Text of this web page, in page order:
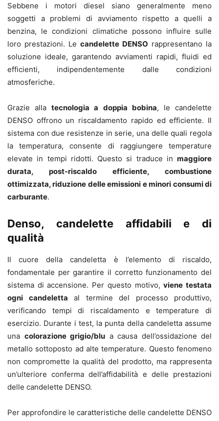
Sebbene i motori diesel siano generalmente meno
soggetti a problemi di avviamento rispetto a quelli a
benzina, le condizioni climatiche possono influire sulle
loro prestazioni. Le candelette DENSO rappresentano la
soluzione ideale, garantendo avviamenti rapidi, fluidi ed
efficienti, indipendentemente dalle condizioni
atmosferiche.
Grazie allatecnologia a doppia bobina, le candelette
DENSO offrono un riscaldamento rapido ed efficiente. Il
sistema con due resistenze in serie, una delle quali regola
la temperatura, consente di raggiungere temperature
elevate in tempi ridotti. Questo si traduce in maggiore
durata, post-riscaldo efficiente, combustione
ottimizzata, riduzione delle emissioni e minori consumi di
carburante.
Denso, candelette affidabili e di
qualità
Il cuore della candeletta è l’elemento di riscaldo,
fondamentale per garantire il corretto funzionamento del
sistema di accensione. Per questo motivo,viene testata
ogni candeletta al termine del processo produttivo,
verificando tempi di riscaldamento e temperature di
esercizio. Durante i test, la punta della candeletta assume
una colorazione grigio/blu a causa dell’ossidazione del
metallo sottoposto ad alte temperature. Questo fenomeno
non compromette la qualità del prodotto, ma rappresenta
un’ulteriore conferma dell’affidabilità e delle prestazioni
delle candelette DENSO.
Per approfondire le caratteristiche delle candelette DENSO